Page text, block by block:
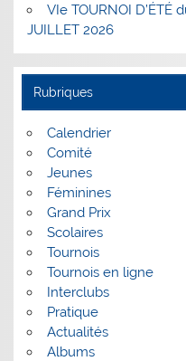
VIe TOURNOI D’ÉTÉ
JUILLET 2026
Rubriques
Calendrier
Comité
Jeunes
Féminines
Grand Prix
Scolaires
Tournois
Tournois en ligne
Interclubs
Pratique
Actualités
Albums